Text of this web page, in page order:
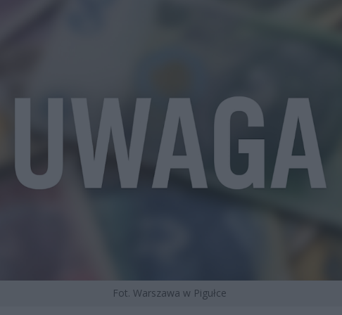
Fot. Warszawa w Pigułce